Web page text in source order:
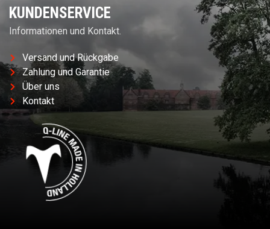
KUNDENSERVICE
Informationen und Kontakt.
Versand und Rückgabe
Zahlung und Garantie
Über uns
Kontakt